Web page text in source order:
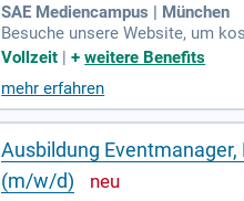
SAE Mediencampus | München
Besuche unsere Website, um
urch unsere erfahrenen
kannst du sofort mit dem
eitere Informationen erhältst du
Vollzeit |+weitere Benefits
mehr erfahren
Ausbildung
(m/w/d)